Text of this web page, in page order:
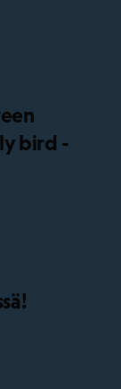
bird -